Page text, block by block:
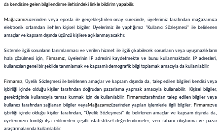
Cam Termometreler
Deney Tüpleri
Desikatörler
Erlenler
Spatüller
Üçayak Bek
Plastik Beherler
Plastik Huniler
Plastik Mezürler
Plastik Standlar ve Raflar
da kendisine gelen bilgilendirme iletisindeki linkle bildirim yapabilir.
Mağazamızüzerinden veya eposta ile gerçekleştirilen onay sürecinde, üyelerimiz tarafından mağazamıza
elektronik ortamdan iletilen kişisel bilgiler, Üyelerimiz ile yaptığımız "Kullanıcı Sözleşmesi" ile belirlenen
amaçlar ve kapsam dışında üçüncü kişilere açıklanmayacaktır.
Sistemle ilgili sorunların tanımlanması ve verilen hizmet ile ilgili çıkabilecek sorunların veya uyuşmazlıkların
hızla çözülmesi için,
Firmamız, üyelerinin IP adresini kaydetmekte ve bunu kullanmaktadır. IP adresleri,
kullanıcıları genel bir şekilde tanımlamak ve kapsamlı demografik bilgi toplamak amacıyla da kullanılabilir.
Firmamız, Üyelik Sözleşmesi ile belirlenen amaçlar ve kapsam dışında da, talep edilen bilgileri kendisi veya
işbirliği içinde olduğu kişiler tarafından doğrudan pazarlama yapmak amacıyla kullanabilir. Kişisel bilgiler,
gerektiğinde kullanıcıyla temas kurmak için de kullanılabilir. Firmamıztarafından talep edilen bilgiler veya
kullanıcı tarafından sağlanan bilgiler veyaMağazamızüzerinden yapılan işlemlerle ilgili bilgiler; Firmamızve
işbirliği içinde olduğu kişiler tarafından, "Üyelik Sözleşmesi" ile belirlenen amaçlar ve kapsam dışında da,
üyelerimizin kimliği ifşa edilmeden çeşitli istatistiksel değerlendirmeler, veri tabanı oluşturma ve pazar
araştırmalarında kullanılabilir.